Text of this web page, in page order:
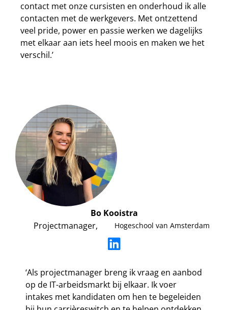
contact met onze cursisten en onderhoud ik alle
contacten met de werkgevers. Met ontzettend
veel pride, power en passie werken we dagelijks
met elkaar aan iets heel moois en maken we het
verschil.’
Bo Kooistra
Projectmanager,
Hogeschool van Amsterdam
‘Als projectmanager breng ik vraag en aanbod
op de IT-arbeidsmarkt bij elkaar. Ik voer
intakes met kandidaten om hen te begeleiden